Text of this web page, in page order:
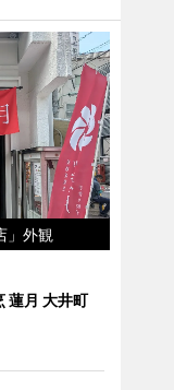
」外観
蓮月 大井町